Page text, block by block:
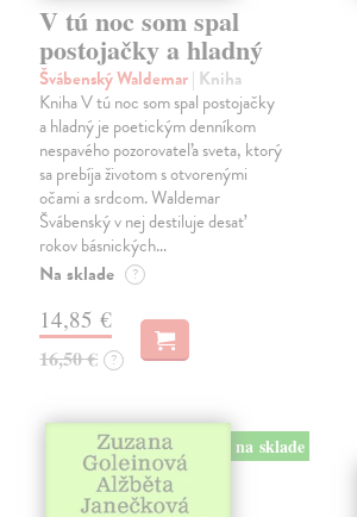
V tú noc som spal
postojačky a hladný
Švábenský Waldemar| Kniha
Kniha V tú noc som spal postojačky
a hladný je poetickým denníkom
nespavého pozorovateľa sveta, ktorý
sa prebíja životom s otvorenými
očami a srdcom. Waldemar
Švábenský v nej destiluje desať
rokov básnických…
Na sklade ?
14,85 €
16,50 € ?
na sklade